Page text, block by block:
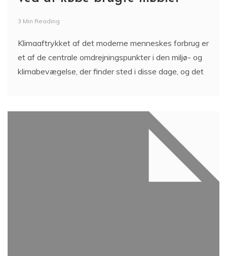
3 Min Reading
Klimaaftrykket af ​​det moderne menneskes forbrug er
et af de centrale omdrejningspunkter i den miljø- og
klimabevægelse, der finder sted i disse dage, og det